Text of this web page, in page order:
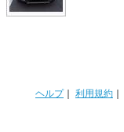
ヘルプ｜ 利用規約